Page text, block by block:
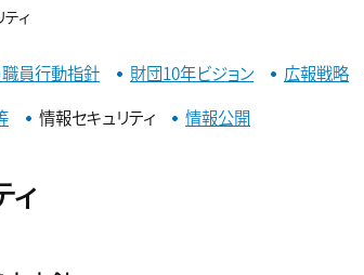
ィ
職員行動指針 財団10年ビジョン 広報戦略
情報セキュリティ 情報公開
ィ